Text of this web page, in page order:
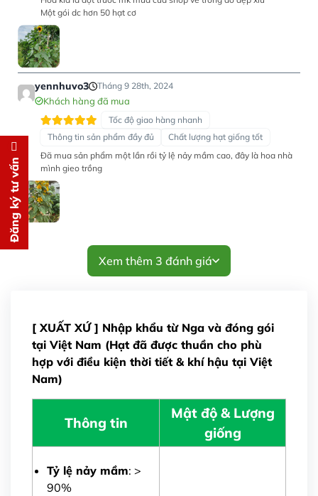
Một gói dc hơn 50 hạt cơ
yennhuvo3 Tháng 9 28th, 2024
Khách hàng đã mua
Tốc độ giao hàng nhanh
Thông tin sản phẩm đầy đủ
Chất lượng hạt giống tốt
Đã mua sản phẩm một lần rồi tỷ lệ nảy mầm cao, đây là hoa nhà
mình gieo trồng
Xem thêm 3 đánh giá
[ XUẤT XỨ ] Nhập khẩu từ Nga và đóng gói
tại Việt Nam (Hạt đã được thuần cho phù
hợp với điều kiện thời tiết & khí hậu tại Việt
Nam)
Thông tin
Mật độ & Lượng
giống
Tỷ lệ nảy mầm: >
90%
Đăng ký tư vấn Đăng ký tư vấn
Chúng tôi sẽ gọi lại tư vấn
PHÍ
cho bạn ngay lập tức
Gửi thông tin